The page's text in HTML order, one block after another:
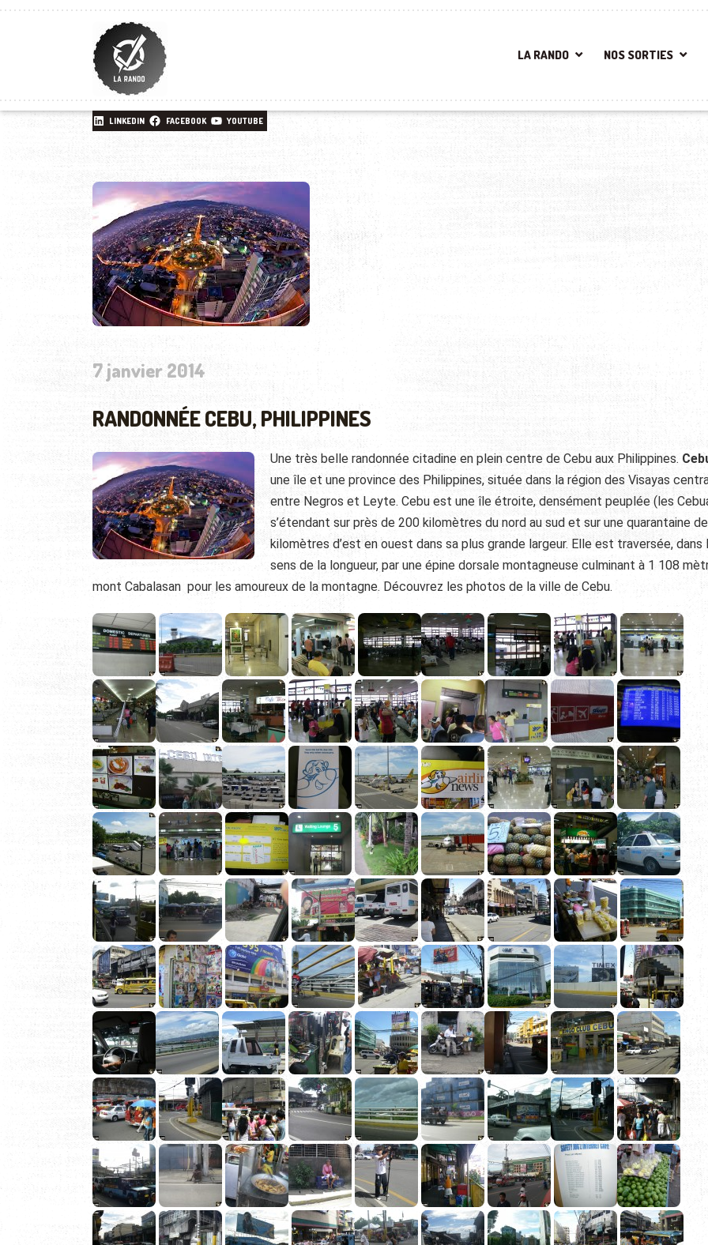
LA RANDO NOS SORTIES
LINKEDIN FACEBOOK YOUTUBE
7 janvier 2014
RANDONNÉE CEBU, PHILIPPINES
Une très belle randonnée citadine en plein centre de Cebu aux Philippines.
une île et une province des Philippines, située dans la région des Visayas
entre Negros et Leyte. Cebu est une île étroite, densément peuplée (les
s’étendant sur près de 200 kilomètres du nord au sud et sur une quarantaine de
kilomètres d’est en ouest dans sa plus grande largeur. Elle est traversée, dans
sens de la longueur, par une épine dorsale montagneuse culminant à 1 108
mont Cabalasan pour les amoureux de la montagne. Découvrez les photos de la ville de Cebu.